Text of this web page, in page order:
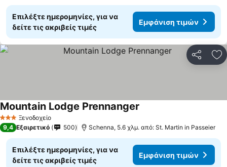
Επιλέξτε ημερομηνίες, για να
δείτε τις ακριβείς τιμές
Εμφάνιση τιμών
3 ΑστέριαΞενοδοχείο
Mountain Lodge Prennanger
9,4 Εξαιρετικό 500 Schenna, 5.6 χλμ. από: St. Martin in Passeier
Επιλέξτε ημερομηνίες, για να
δείτε τις ακριβείς τιμές
Εμφάνιση τιμών